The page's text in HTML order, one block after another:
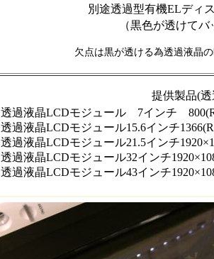
別途透過型有機ELディ
（黒色が透けて
欠点は黒が透ける為透過液晶
提供製品(
透過液晶LCDモジュール 7インチ
透過液晶LCDモジュール15.6インチ
透過液晶LCDモジュール21.5インチ
透過液晶LCDモジュール32インチ
透過液晶LCDモジュール43インチ